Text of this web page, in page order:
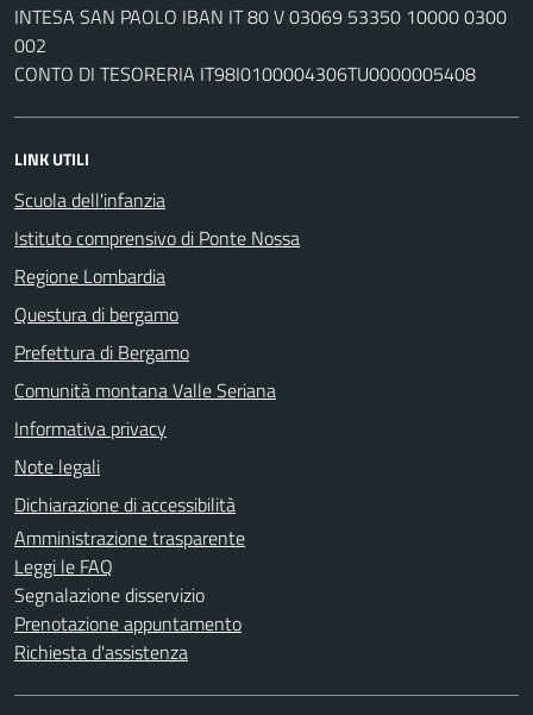
INTESA SAN PAOLO IBAN IT 80 V 03069 53350 10000 0300
002
CONTO DI TESORERIA IT98I0100004306TU0000005408
LINK UTILI
Scuola dell'infanzia
Istituto comprensivo di Ponte Nossa
Regione Lombardia
Questura di bergamo
Prefettura di Bergamo
Comunità montana Valle Seriana
Informativa privacy
Note legali
Dichiarazione di accessibilità
Amministrazione trasparente
Leggi le FAQ
Segnalazione disservizio
Prenotazione appuntamento
Richiesta d'assistenza